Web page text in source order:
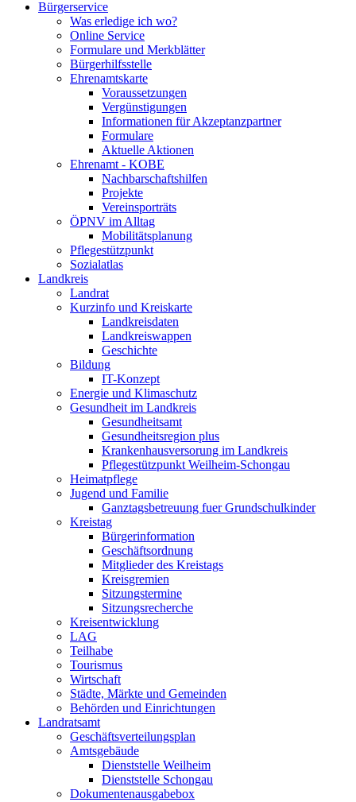
Bürgerservice
Was erledige ich wo?
Online Service
Formulare und Merkblätter
Bürgerhilfsstelle
Ehrenamtskarte
Voraussetzungen
Vergünstigungen
Informationen für Akzeptanzpartner
Formulare
Aktuelle Aktionen
Ehrenamt - KOBE
Nachbarschaftshilfen
Projekte
Vereinsporträts
ÖPNV im Alltag
Mobilitätsplanung
Pflegestützpunkt
Sozialatlas
Landkreis
Landrat
Kurzinfo und Kreiskarte
Landkreisdaten
Landkreiswappen
Geschichte
Bildung
IT-Konzept
Energie und Klimaschutz
Gesundheit im Landkreis
Gesundheitsamt
Gesundheitsregion plus
Krankenhausversorung im Landkreis
Pflegestützpunkt Weilheim-Schongau
Heimatpflege
Jugend und Familie
Ganztagsbetreuung fuer Grundschulkinder
Kreistag
Bürgerinformation
Geschäftsordnung
Mitglieder des Kreistags
Kreisgremien
Sitzungstermine
Sitzungsrecherche
Kreisentwicklung
LAG
Teilhabe
Tourismus
Wirtschaft
Städte, Märkte und Gemeinden
Behörden und Einrichtungen
Landratsamt
Geschäftsverteilungsplan
Amtsgebäude
Dienststelle Weilheim
Dienststelle Schongau
Dokumentenausgabebox